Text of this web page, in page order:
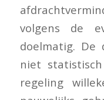
volgens de
doelmatig. De
niet
regeling